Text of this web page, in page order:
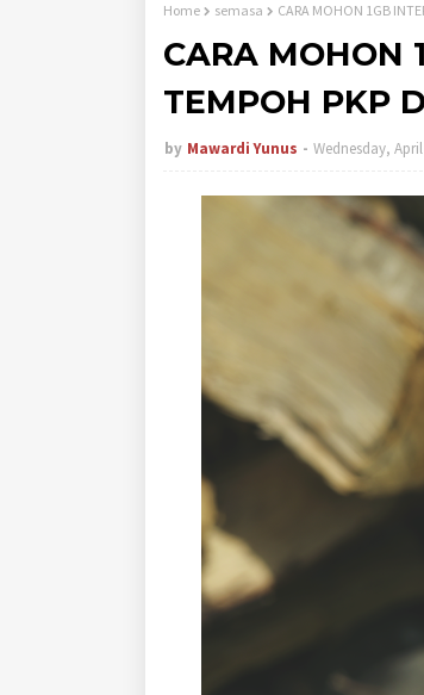
Home semasa CARA MOHON 1GB
CARA MOHON
TEMPOH PKP
by Mawardi Yunus Wednesday,